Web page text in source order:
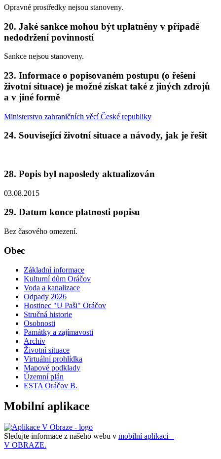
Opravné prostředky nejsou stanoveny.
20. Jaké sankce mohou být uplatněny v případě
nedodržení povinností
Sankce nejsou stanoveny.
23. Informace o popisovaném postupu (o řešení
životní situace) je možné získat také z jiných zdrojů
a v jiné formě
Ministerstvo zahraničních věcí České republiky
24. Související životní situace a návody, jak je řešit
28. Popis byl naposledy aktualizován
03.08.2015
29. Datum konce platnosti popisu
Bez časového omezení.
Obec
Základní informace
Kulturní dům Oráčov
Voda a kanalizace
Odpady 2026
Hostinec "U Paši" Oráčov
Stručná historie
Osobnosti
Památky a zajímavosti
Archiv
Životní situace
Virtuální prohlídka
Mapové podklady
Územní plán
ESTA Oráčov B.
Mobilní aplikace
Sledujte informace z našeho webu v mobilní aplikaci –
V OBRAZE.